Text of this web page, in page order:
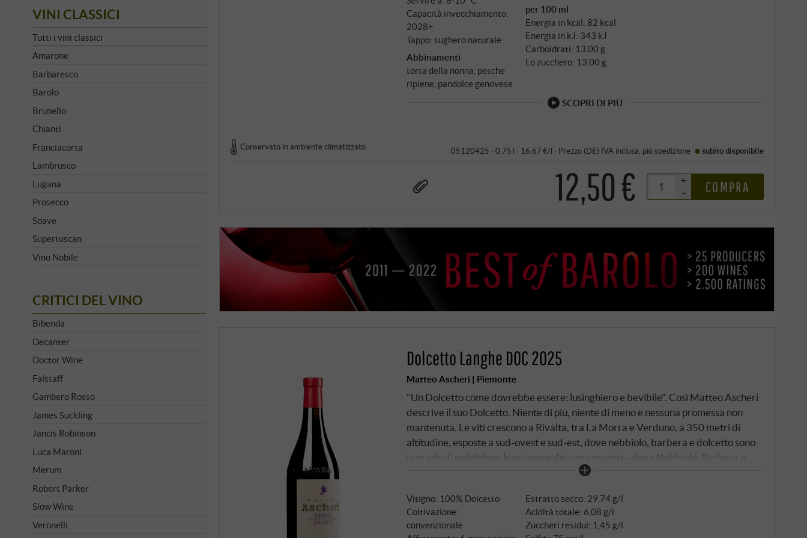
Capacità invecchiamento:
2028+
Tappo: sughero naturale
Abbinamenti
torta della nonna, pesche
ripiene, pandolce genovese
per 100 ml
Energia in kcal: 82 kcal
Energia in kJ: 343 kJ
Carboidrati: 13,00 g
Lo zucchero: 13,00 g
SCOPRI DI PIÙ
Conservato in ambiente climatizzato 05120425 · 0,75 l · 16,67 €/l · Prezzo (DE) IVA inclusa , più spedizione subito disponibile
12,50 €
+
–
COMPRA
Dolcetto Langhe DOC 2025
Matteo Ascheri | Piemonte
"Un Dolcetto come dovrebbe essere: lusinghiero e bevibile". Così Matteo Ascheri
descrive il suo Dolcetto. Niente di più, niente di meno e nessuna promessa non
mantenuta. Le viti crescono a Rivalta, tra La Morra e Verduno, a 350 metri di
altitudine, esposte a sud-ovest e sud-est, dove nebbiolo, barbera e dolcetto sono
in grado di soddisfare le esigenze dei consumatori – dove Nebbiolo, Barbera e
Dolcetto sono da sempre di casa. Dolcetto per almeno l'85%, raccolto a mano tra
Vitigno: 100% Dolcetto
Coltivazione:
convenzionale
Estratto secco: 29,74 g/l
Acidità totale: 6,08 g/l
Zuccheri residui: 1,45 g/l
VINI CLASSICI
Tutti i vini classici
Amarone
Barbaresco
Barolo
Brunello
Chianti
Franciacorta
Lambrusco
Lugana
Prosecco
Soave
Supertuscan
Vino Nobile
CRITICI DEL VINO
Bibenda
Decanter
Doctor Wine
Falstaff
Gambero Rosso
James Suckling
Jancis Robinson
Luca Maroni
Merum
Robert Parker
Slow Wine
Veronelli